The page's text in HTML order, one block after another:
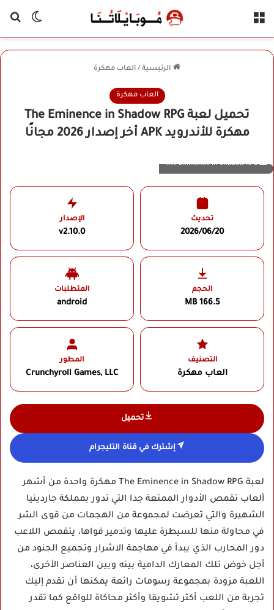
الوضع
الرئيسية / العاب مهكرة
العاب مهكرة
تحميل لعبة The Eminence in Shadow RPG
مهكرة للأندرويد APK أخر إصدار 2026 مجانًا
The Eminence in Shadow RPG
تحديث
2026/06/20
الإصدار
v2.10.0
الحجم
166.5 MB
المتطلبات
android
التصنيف
العاب مهكرة
المطور
Crunchyroll Games, LLC‏
تحميل
إشترك في قناة التليجرام
لعبة The Eminence in Shadow RPG مهكرة واحدة من أشهر
ألعاب تقمص الأدوار الممتعة جدا التي تدور بمملكة جاردينيا
الشهيرة والتي تعرضت لمجموعة من الهجمات من قوى الشر
في محاولة منها للسيطرة عليها وتدمير قواها، يتقمص اللاعب
دور المحارب الذي يبدأ في مهاجمة الاشرار وتجميع الجنود من
أجل خوض تلك المعارك الدامية بينه وبين العناصر الأخرى،
اللعبة مزودة بمجموعة رسومات رائعة يمكنها أن تقدم إليك
تجربة من اللعب أكثر تشويقا وأكثر محاكاة للواقع كما تقدر